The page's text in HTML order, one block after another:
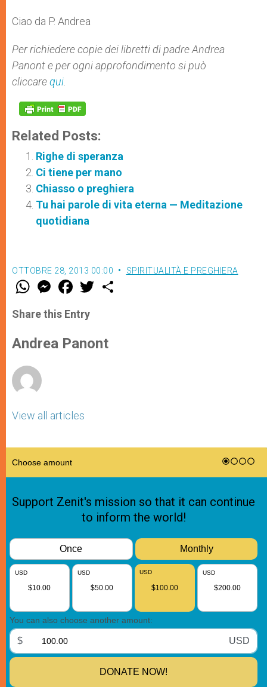
Ciao da P. Andrea
Per richiedere copie dei libretti di padre Andrea
Panont e per ogni approfondimento si può
cliccarequi
Related Posts:
Righe di speranza
Ci tiene per mano
Chiasso o preghiera
Tu hai parole di vita eterna — Meditazione
quotidiana
OTTOBRE 28, 2013 00:00 SPIRITUALITÀ E PREGHIERA
W
t
s
p
p
M
e
s
e
g
e
F
a
e
b
o
k
w
r
Share this Entry
Andrea Panont
View all articles